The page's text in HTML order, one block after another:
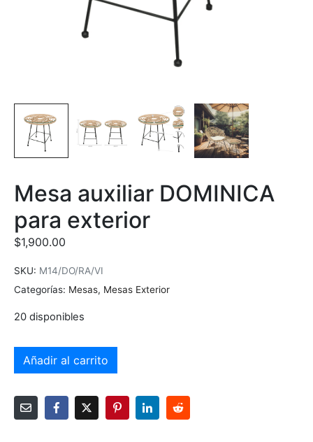
Mesa auxiliar DOMINICA
para exterior
$1,900.00
SKU: M14/DO/RA/VI
Categorías: Mesas, Mesas Exterior
20 disponibles
Añadir al carrito